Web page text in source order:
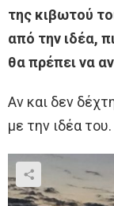
της κιβωτού
από την ιδέα,
θα πρέπει να
Αν και δεν
με την ιδέα